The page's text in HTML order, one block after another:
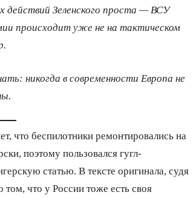
действий Зеленского проста — ВСУ
происходит уже не на тактическом
никогда в современности Европа не
что беспилотники ремонтировались на
поэтому пользовался гугл-
статью. В тексте оригинала, судя
том, что у России тоже есть своя